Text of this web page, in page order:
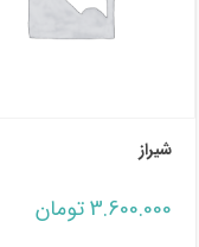
شیراز
3.600.000تومان